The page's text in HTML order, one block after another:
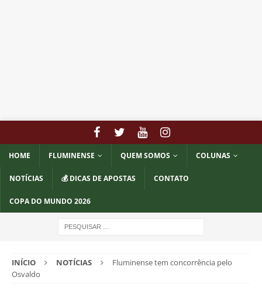
HOME FLUMINENSE QUEM SOMOS COLUNAS
NOTÍCIAS 💰 DICAS DE APOSTAS CONTATO
COPA DO MUNDO 2026
INÍCIO NOTÍCIAS
Fluminense tem concorrência pelo
Osvaldo